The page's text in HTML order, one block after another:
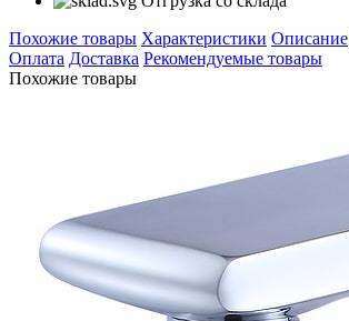
Похожие товары Характеристики Описание
Оплата Доставка Рекомендуемые товары
Похожие товары